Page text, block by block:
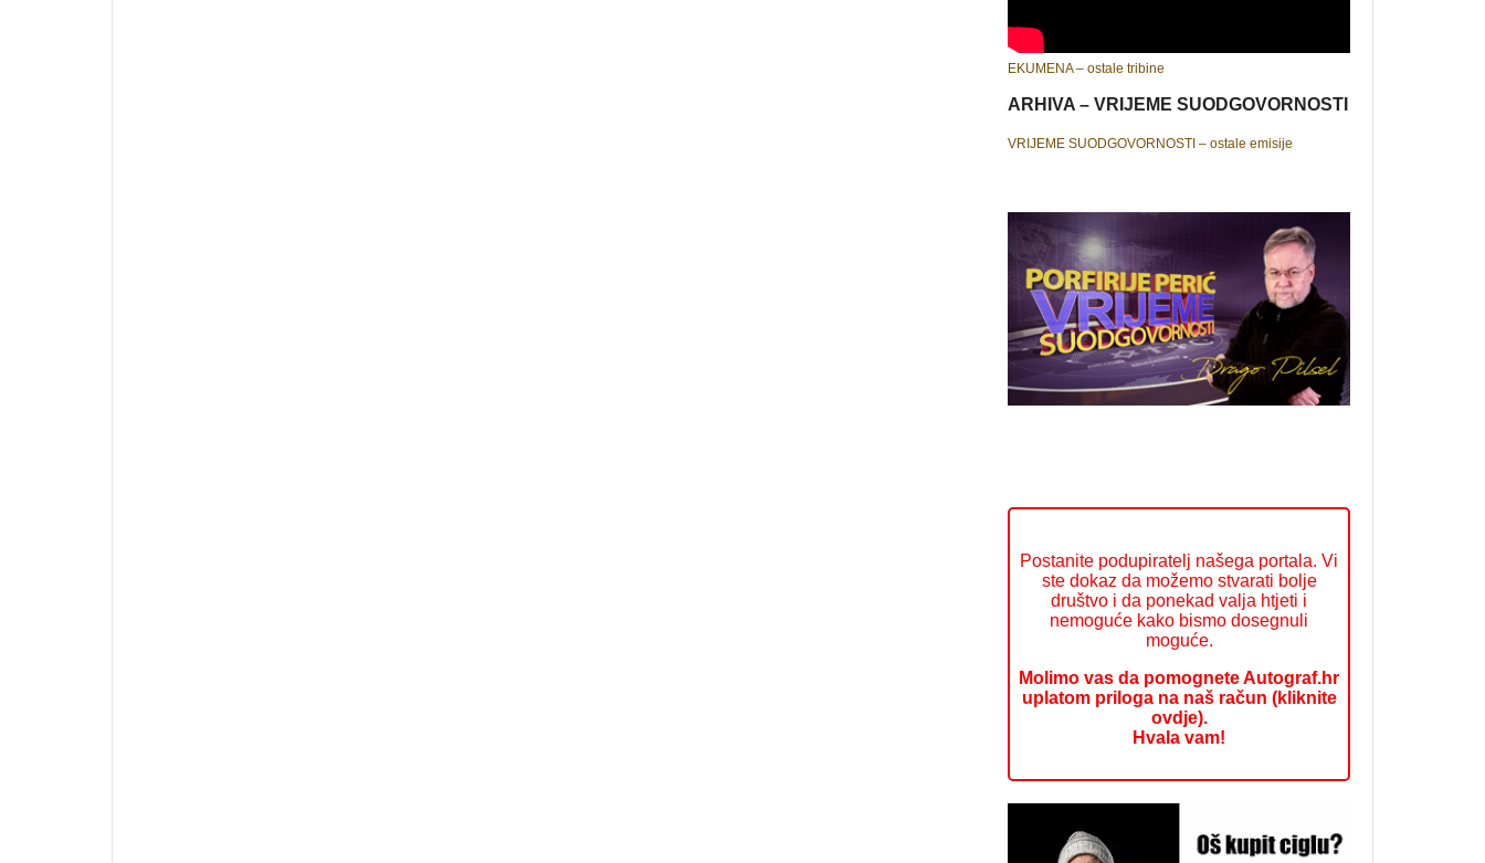
EKUMENA – ostale tribine
ARHIVA – VRIJEME SUODGOVORNOSTI
VRIJEME SUODGOVORNOSTI – ostale emisije
Postanite podupiratelj našega portala. Vi
ste dokaz da možemo stvarati bolje
društvo i da ponekad valja htjeti i
nemoguće kako bismo dosegnuli
moguće.
Molimo vas da pomognete Autograf.hr
uplatom priloga na naš račun (kliknite
ovdje).
Hvala vam!